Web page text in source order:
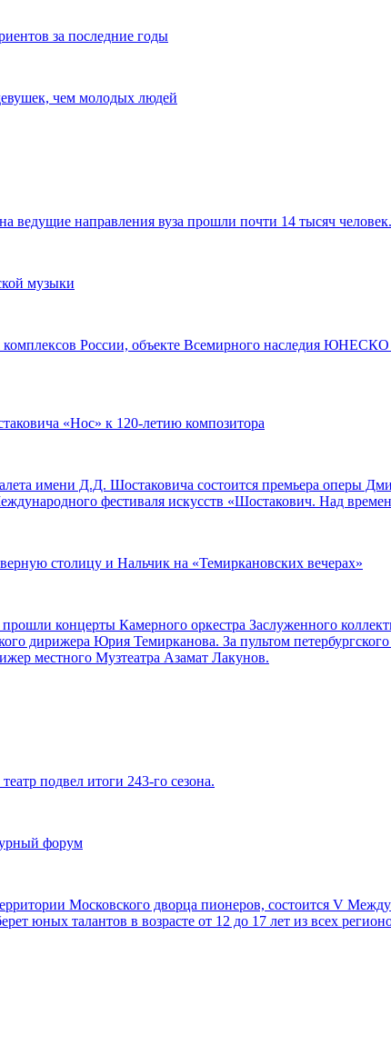
за последние годы
чем молодых людей
направления вуза прошли почти 14 тысяч человек.
музыки
России, объекте Всемирного наследия ЮНЕСКО
«Нос» к 120-летию композитора
имени Д.Д. Шостаковича состоится премьера оперы
фестиваля искусств «Шостакович. Над
столицу и Нальчик на «Темиркановских вечерах»
концерты Камерного оркестра Заслуженного
дирижера Юрия Темирканова. За пультом
местного Музтеатра Азамат Лакунов.
подвел итоги 243-го сезона.
форум
Московского дворца пионеров, состоится V
юных талантов в возрасте от 12 до 17 лет из всех